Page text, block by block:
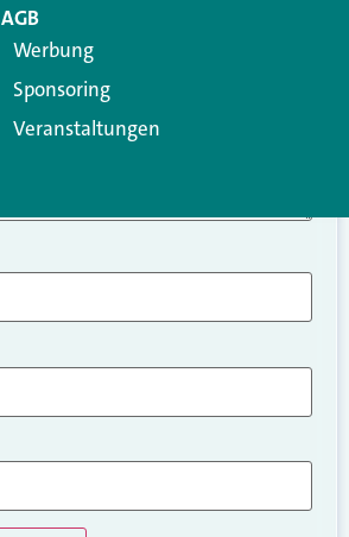
AGB
Werbung
Sponsoring
Veranstaltungen